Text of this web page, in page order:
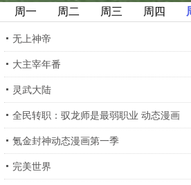
周一 周二 周三 周四
无上神帝
大主宰年番
灵武大陆
全民转职：驭龙师是最弱职业 动态漫画
氪金封神动态漫画第一季
完美世界